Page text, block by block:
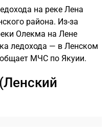
на реке Лена
района. Из-за
Олекма на Лене
ледохода — в Ленском
МЧС по Якуии.